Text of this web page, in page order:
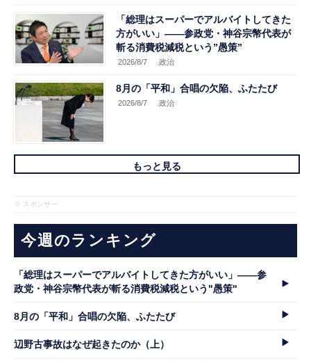
「総理はスーパーでアルバイトしてきた
方がいい」――参政党・神谷宗幣代表が
斬る消費税減税という”愚策”
2026/8/7 .政治
8月の「平和」合唱の欠陥、ふたたび
2026/8/7 .政治
もっと見る
※ スポンサー
今週のランキング
「総理はスーパーでアルバイトしてきた方がいい」――参
政党・神谷宗幣代表が斬る消費税減税という"愚策"
8月の「平和」合唱の欠陥、ふたたび
辺野古事故はなぜ起きたのか（上）